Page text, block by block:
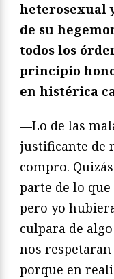
heterosexual
de su
todos los
principio
en histérica
—Lo de las
justificante de
compro.
parte de lo
pero yo
culpara de
nos respetaran
porque en